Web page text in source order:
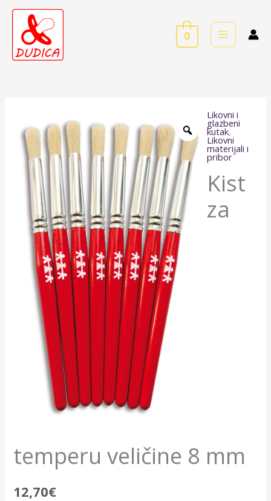
Skip
content
0
Likovni i
glazbeni
kutak,
Likovni
materijali i
pribor
Kist
za
temperu veličine 8 mm
12,70€
za
temperu
veličine
količina